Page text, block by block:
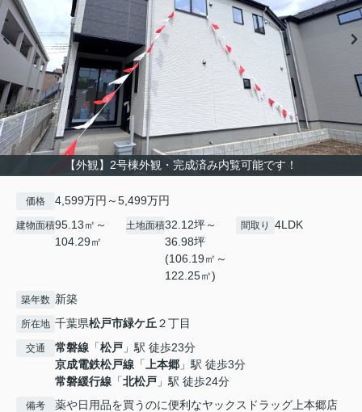
【外観】2号棟外観・完成済み内覧可能です！
価格 4,599万円～5,499万円
建物面積95.13㎡～
104.29㎡
土地面積32.12坪～
36.98坪
(106.19㎡～
122.25㎡)
間取り 4LDK
築年数 新築
所在地 千葉県松戸市緑ケ丘２丁目
交通 常磐線 「松戸 」駅 徒歩23分
京成電鉄松戸線 「上本郷 」駅 徒歩3分
常磐緩行線 「北松戸 」駅 徒歩24分
備考
薬や日用品を買うのに便利なヤックスドラッグ上本郷店